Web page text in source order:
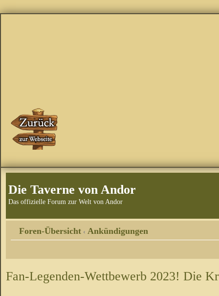
Die Taverne von Andor
Das offizielle Forum zur Welt von Andor
Foren-Übersicht ‹ Ankündigungen
Fan-Legenden-Wettbewerb 2023! Die